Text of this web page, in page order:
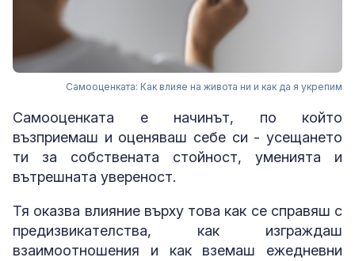
Самооценката: Как влияе на живота ни и как да я укрепим
Самооценката е начинът, по който
възприемаш и оценяваш себе си - усещането
ти за собствената стойност, уменията и
вътрешната увереност.
Тя оказва влияние върху това как се справяш с
предизвикателства, как изграждаш
взаимоотношения и как вземаш ежедневни